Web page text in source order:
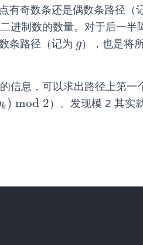
有奇数条还是偶数条路径（
进制数的数量。对于后一半
条路径（记为 g
g），也是将
信息，可以求出路径上第一
k ) mod 2
)mod2
）。发现模 2 其实